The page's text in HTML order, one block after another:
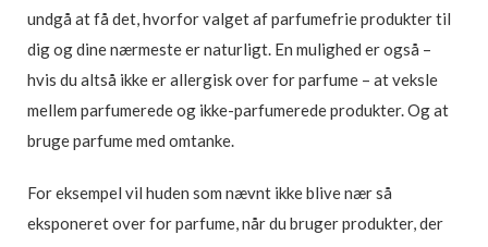
undgå at få det, hvorfor valget af parfumefrie produkter til
dig og dine nærmeste er naturligt. En mulighed er også –
hvis du altså ikke er allergisk over for parfume – at veksle
mellem parfumerede og ikke-parfumerede produkter. Og at
bruge parfume med omtanke.
For eksempel vil huden som nævnt ikke blive nær så
eksponeret over for parfume, når du bruger produkter, der